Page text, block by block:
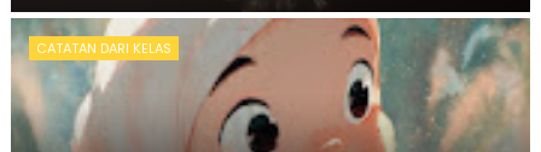
CATATAN DARI KELAS